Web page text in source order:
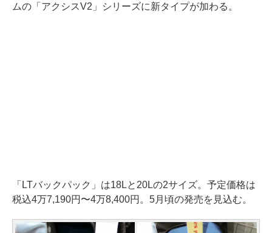
ムの「アクシスV2」シリーズに新タイプが加わる。
「LTバックパック」は18Lと20Lの2サイズ。予定価格は
税込4万7,190円〜4万8,400円。5月頃の発売を見込む。